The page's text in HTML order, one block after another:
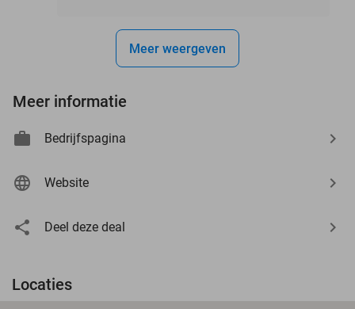
Meer weergeven
Meer informatie
Bedrijfspagina
Website
Deel deze deal
Locaties